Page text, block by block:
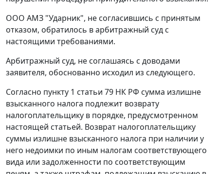
ООО АМЗ "Ударник", не согласившись с принятым
отказом, обратилось в арбитражный суд с
настоящими требованиями.
Арбитражный суд, не соглашаясь с доводами
заявителя, обоснованно исходил из следующего.
Согласно пункту 1 статьи 79 НК РФ сумма излишне
взысканного налога подлежит возврату
налогоплательщику в порядке, предусмотренном
настоящей статьей. Возврат налогоплательщику
суммы излишне взысканного налога при наличии у
него недоимки по иным налогам соответствующего
вида или задолженности по соответствующим